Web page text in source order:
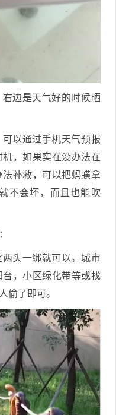
右边是天气好的时候晒
以通过手机天气预报
，如果实在没办法在
补救，可以把蚂蟥拿
不会坏，而且也能吹
头一绑就可以。 城市
，小区绿化带等或找
偷了即可。